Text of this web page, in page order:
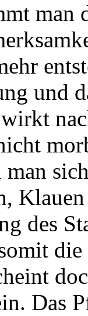
und
man
des
Das